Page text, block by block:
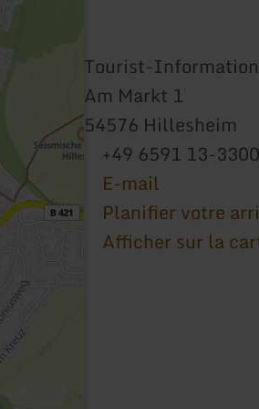
Tourist-Information
Am Markt 1
54576 Hillesheim
+49 6591 13-3300
E-mail
Planifier votre
Afficher sur la